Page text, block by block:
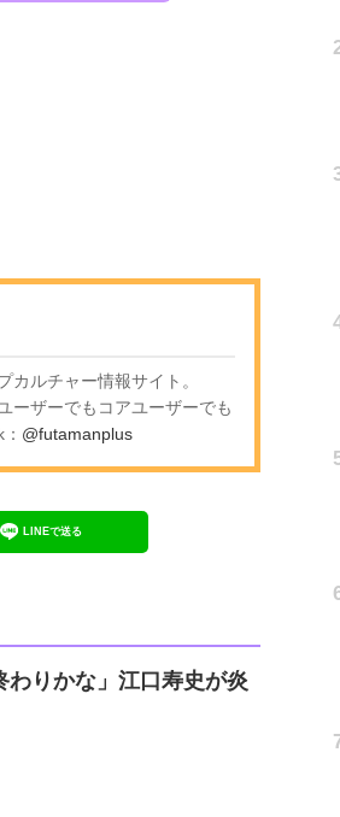
ルチャー情報サイト。
ーザーでもコアユーザーでも
@futamanplus
LINEで送る
わりかな」江口寿史が炎